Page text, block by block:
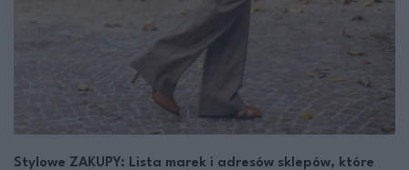
Stylowe ZAKUPY: Lista marek i adresów sklepów, które